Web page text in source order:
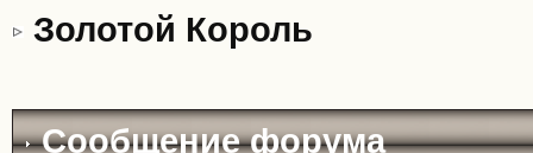
Золотой Король
Сообщение форума